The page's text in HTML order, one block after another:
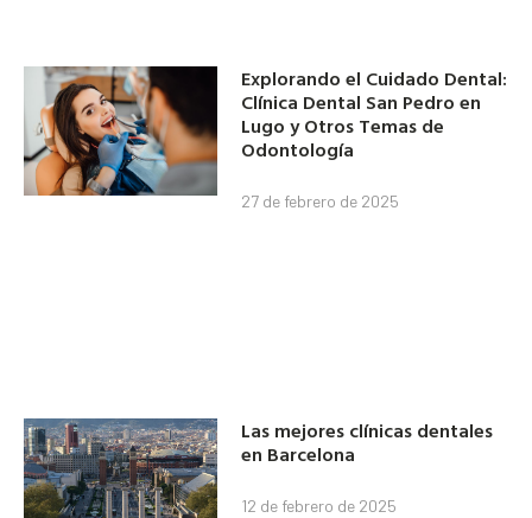
Explorando el Cuidado Dental:
Clínica Dental San Pedro en
Lugo y Otros Temas de
Odontología
27 de febrero de 2025
Las mejores clínicas dentales
en Barcelona
12 de febrero de 2025